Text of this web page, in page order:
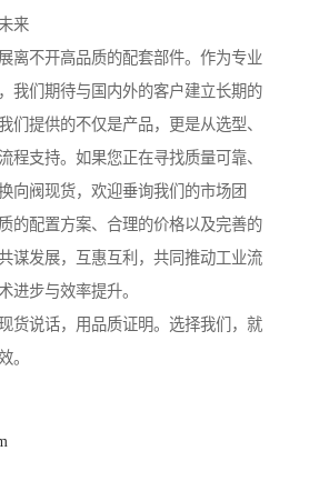
来
离不开高品质的配套部件。作为专业
我们期待与国内外的客户建立长期的
们提供的不仅是产品，更是从选型、
程支持。如果您正在寻找质量可靠、
向阀现货，欢迎垂询我们的市场团
的配置方案、合理的价格以及完善的
谋发展，互惠互利，共同推动工业流
进步与效率提升。
货说话，用品质证明。选择我们，就
。